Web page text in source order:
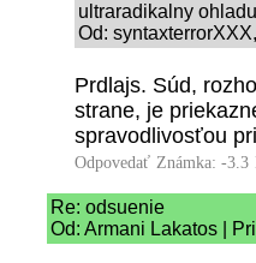
ultraradikalny
Od:
Prdlajs. Súd,
strane, je
spravodlivosťou
Odpovedať Známka: -3.3
Re: odsuenie
Od: Armani Lakatos |